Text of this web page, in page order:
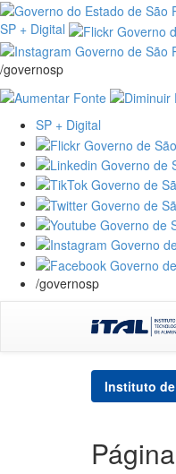
SP + Digital
/governosp
SP + Digital
/governosp
Instituto